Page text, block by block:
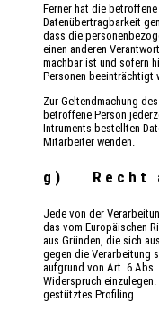
Ferner hat die
Datenübertragbarkeit
dass die
einen anderen
machbar ist und sofern
Personen beeinträchtigt
Zur Geltendmachung
betroffene Person
Intruments bestellten
Mitarbeiter wenden.
g) Recht
Jede von der
das vom Europäischen
aus Gründen, die sich
gegen die Verarbeitung
aufgrund von Art. 6 Abs.
Widerspruch
gestütztes Profiling.